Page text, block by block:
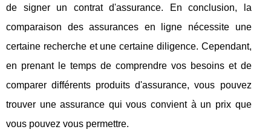
de signer un contrat d'assurance. En conclusion, la
comparaison des assurances en ligne nécessite une
certaine recherche et une certaine diligence. Cependant,
en prenant le temps de comprendre vos besoins et de
comparer différents produits d'assurance, vous pouvez
trouver une assurance qui vous convient à un prix que
vous pouvez vous permettre.